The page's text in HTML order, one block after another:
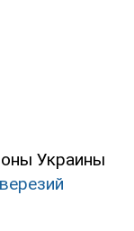
Украины